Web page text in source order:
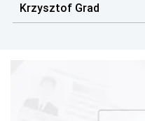
Krzysztof Grad